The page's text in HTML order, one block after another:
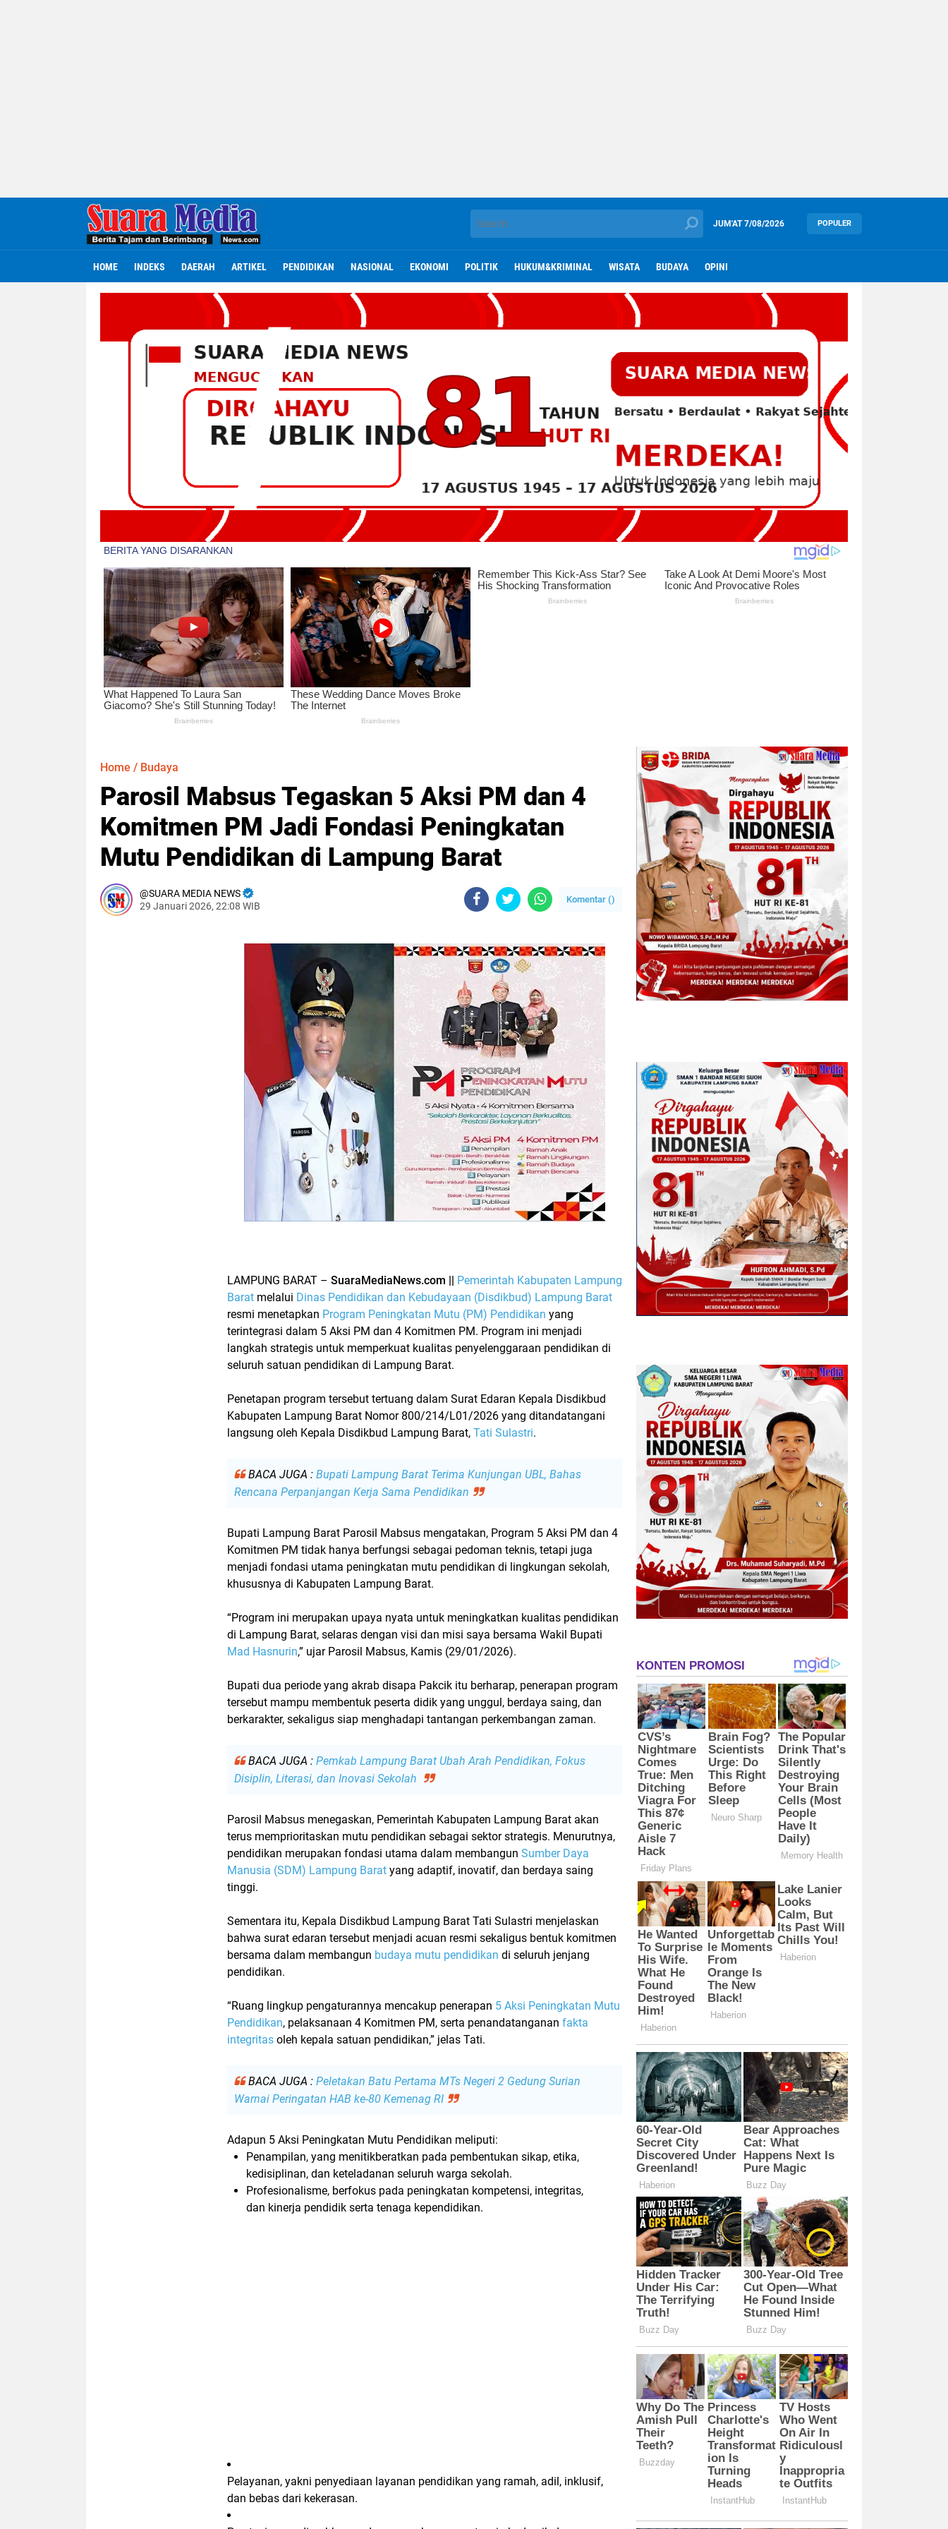
JUM'AT7/08/2026 POPULER
HOME INDEKS DAERAH ARTIKEL PENDIDIKAN NASIONAL EKONOMI POLITIK HUKUM&KRIMINAL WISATA BUDAYA OPINI
Home / Budaya
Parosil Mabsus Tegaskan 5 Aksi PM dan 4
Komitmen PM Jadi Fondasi Peningkatan
Mutu Pendidikan di Lampung Barat
SUARA MEDIA NEWS
29 Januari 2026, 22:08 WIB
Komentar ()
LAMPUNG BARAT – SuaraMediaNews.com || Pemerintah Kabupaten Lampung
Barat melalui Dinas Pendidikan dan Kebudayaan (Disdikbud) Lampung Barat
resmi menetapkan Program Peningkatan Mutu (PM) Pendidikan yang
terintegrasi dalam 5 Aksi PM dan 4 Komitmen PM. Program ini menjadi
langkah strategis untuk memperkuat kualitas penyelenggaraan pendidikan di
seluruh satuan pendidikan di Lampung Barat.
Penetapan program tersebut tertuang dalam Surat Edaran Kepala Disdikbud
Kabupaten Lampung Barat Nomor 800/214/L01/2026 yang ditandatangani
langsung oleh Kepala Disdikbud Lampung Barat, Tati Sulastri.
BACA JUGA : Bupati Lampung Barat Terima Kunjungan UBL, Bahas
Rencana Perpanjangan Kerja Sama Pendidikan
Bupati Lampung Barat Parosil Mabsus mengatakan, Program 5 Aksi PM dan 4
Komitmen PM tidak hanya berfungsi sebagai pedoman teknis, tetapi juga
menjadi fondasi utama peningkatan mutu pendidikan di lingkungan sekolah,
khususnya di Kabupaten Lampung Barat.
“Program ini merupakan upaya nyata untuk meningkatkan kualitas pendidikan
di Lampung Barat, selaras dengan visi dan misi saya bersama Wakil Bupati
Mad Hasnurin,” ujar Parosil Mabsus, Kamis (29/01/2026).
Bupati dua periode yang akrab disapa Pakcik itu berharap, penerapan program
tersebut mampu membentuk peserta didik yang unggul, berdaya saing, dan
berkarakter, sekaligus siap menghadapi tantangan perkembangan zaman.
BACA JUGA : Pemkab Lampung Barat Ubah Arah Pendidikan, Fokus
Disiplin, Literasi, dan Inovasi Sekolah
Parosil Mabsus menegaskan, Pemerintah Kabupaten Lampung Barat akan
terus memprioritaskan mutu pendidikan sebagai sektor strategis. Menurutnya,
pendidikan merupakan fondasi utama dalam membangun Sumber Daya
Manusia (SDM) Lampung Barat yang adaptif, inovatif, dan berdaya saing
tinggi.
Sementara itu, Kepala Disdikbud Lampung Barat Tati Sulastri menjelaskan
bahwa surat edaran tersebut menjadi acuan resmi sekaligus bentuk komitmen
bersama dalam membangun budaya mutu pendidikan di seluruh jenjang
pendidikan.
“Ruang lingkup pengaturannya mencakup penerapan 5 Aksi Peningkatan Mutu
Pendidikan, pelaksanaan 4 Komitmen PM, serta penandatanganan fakta
integritas oleh kepala satuan pendidikan,” jelas Tati.
BACA JUGA : Peletakan Batu Pertama MTs Negeri 2 Gedung Surian
Warnai Peringatan HAB ke-80 Kemenag RI
Adapun 5 Aksi Peningkatan Mutu Pendidikan meliputi:
Penampilan, yang menitikberatkan pada pembentukan sikap, etika,
kedisiplinan, dan keteladanan seluruh warga sekolah.
Profesionalisme, berfokus pada peningkatan kompetensi, integritas,
dan kinerja pendidik serta tenaga kependidikan.
Pelayanan, yakni penyediaan layanan pendidikan yang ramah, adil, inklusif,
dan bebas dari kekerasan.